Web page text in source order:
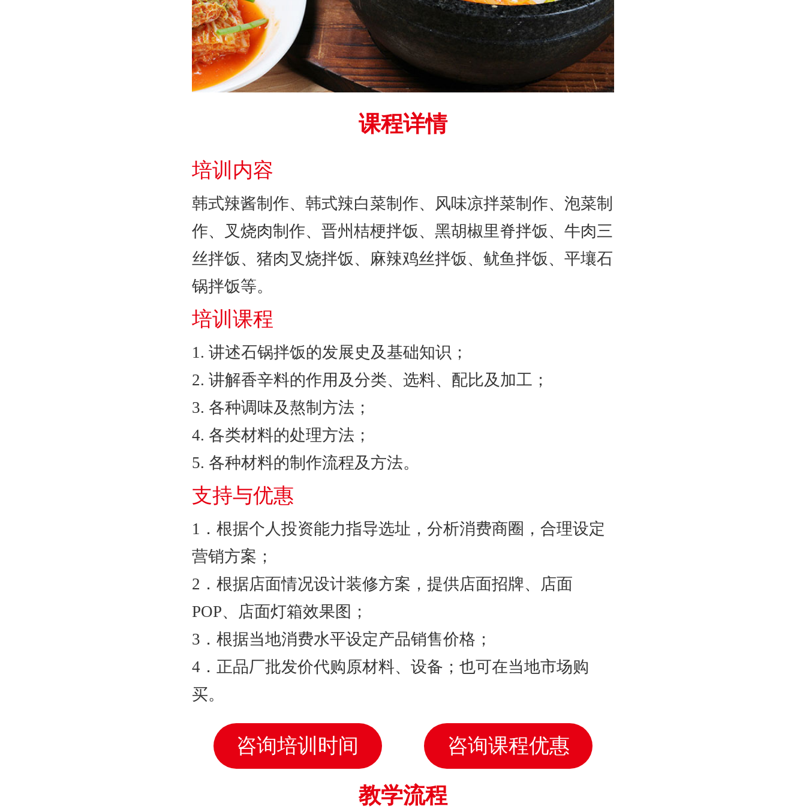
课程详情
培训内容
韩式辣酱制作、韩式辣白菜制作、风味凉拌菜制作、泡菜制
作、叉烧肉制作、晋州桔梗拌饭、黑胡椒里脊拌饭、牛肉三
丝拌饭、猪肉叉烧拌饭、麻辣鸡丝拌饭、鱿鱼拌饭、平壤石
锅拌饭等。
培训课程
1. 讲述石锅拌饭的发展史及基础知识；
2. 讲解香辛料的作用及分类、选料、配比及加工；
3. 各种调味及熬制方法；
4. 各类材料的处理方法；
5. 各种材料的制作流程及方法。
支持与优惠
1．根据个人投资能力指导选址，分析消费商圈，合理设定
营销方案；
2．根据店面情况设计装修方案，提供店面招牌、店面
POP、店面灯箱效果图；
3．根据当地消费水平设定产品销售价格；
4．正品厂批发价代购原材料、设备；也可在当地市场购
买。
咨询培训时间 咨询课程优惠
教学流程